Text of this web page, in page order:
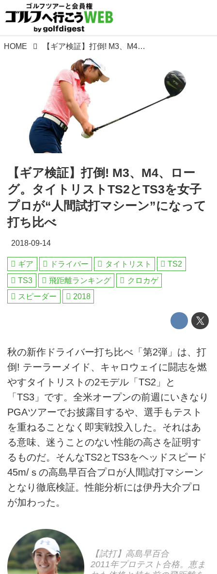
HOME 【ギア検証】打倒! M3、M4、ローグ。タイトリストTS2とTS3を女子プロが“人間試打マシーン”になって打ち比べ
【ギア検証】打倒! M3、M4、ロー
グ。タイトリストTS2とTS3を女子
プロが“人間試打マシーン”になって
打ち比べ
2018-09-14
ギア ドライバー タイトリスト
TS2
TS3
飛距離ランキング
クロカゲ
スピーダー
2018
秋の新作ドライバー打ち比べ「第2弾」は、打
倒! テーラーメイド、キャロウェイに闘志を燃
やすタイトリストの2モデル「TS2」と
「TS3」です。全米オープンの前週にいきなり
PGAツアーでお披露目するや、選手もテスト
を重ねることなく即実戦投入した。それはあ
る意味、迷うことのない性能の高さを証明す
るものだ。そんなTS2とTS3をヘッドスピード
45m/ｓの高島早百合プロが人間試打マシーン
となり徹底検証。性能分析には伊丹大介プロ
が加わった。
【試打】高島早百合
2011年プロテスト合格。恵ま